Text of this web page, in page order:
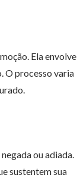
Ela envolve
O processo varia
ou adiada.
sustentem sua